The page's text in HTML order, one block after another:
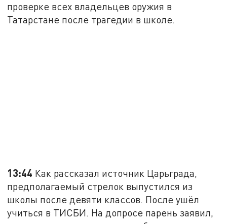
проверке всех владельцев оружия в
Татарстане после трагедии в школе.
13:44 Как рассказал источник Царьграда,
предполагаемый стрелок выпустился из
школы после девяти классов. После ушёл
учиться в ТИСБИ. На допросе парень заявил,